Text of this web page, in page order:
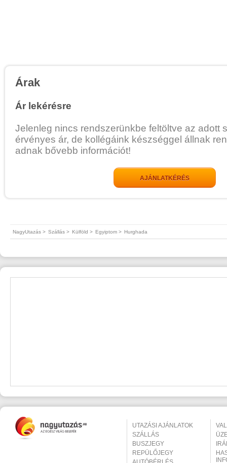
Árak
Ár lekérésre
Jelenleg nincs rendszerünkbe feltöltve az adott
érvényes ár, de kollégáink készséggel állnak
adnak bővebb információt!
AJÁNLATKÉRÉS
NagyUtazás > Szállás > Külföld > Egyiptom > Hurghada
UTAZÁSI AJÁNLATOK
SZÁLLÁS
BUSZJEGY
REPÜLŐJEGY